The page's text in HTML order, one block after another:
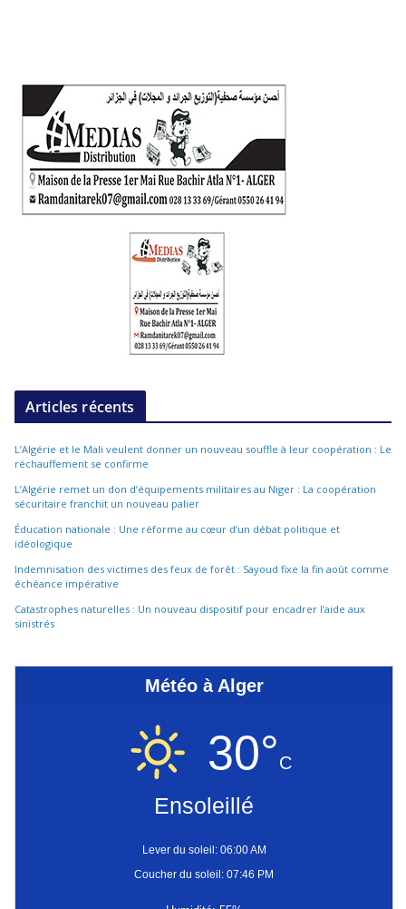
Articles récents
L’Algérie et le Mali veulent donner un nouveau souffle à leur coopération : Le
réchauffement se confirme
L’Algérie remet un don d’équipements militaires au Niger : La coopération
sécuritaire franchit un nouveau palier
Éducation nationale : Une réforme au cœur d’un débat politique et
idéologique
Indemnisation des victimes des feux de forêt : Sayoud fixe la fin août comme
échéance impérative
Catastrophes naturelles : Un nouveau dispositif pour encadrer l’aide aux
sinistrés
Météo à Alger
30°C
Ensoleillé
Lever du soleil: 06:00 AM
Coucher du soleil: 07:46 PM